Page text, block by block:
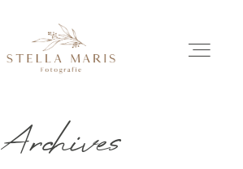
EINBLICKE
Archives